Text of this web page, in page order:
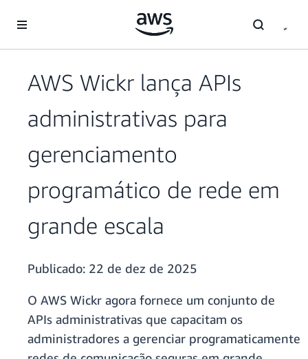
Pular para o conteúdo principal
AWS Wickr lança APIs
administrativas para
gerenciamento
programático de rede em
grande escala
Publicado: 22 de dez de 2025
O AWS Wickr agora fornece um conjunto de
APIs administrativas que capacitam os
administradores a gerenciar programaticamente